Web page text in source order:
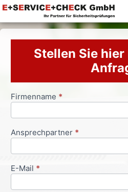
Stellen Sie
Anfrageformular
Firmenname *
Ansprechpartner *
E-Mail *